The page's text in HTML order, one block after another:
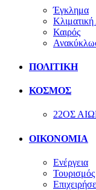
Έγκλημα
Καιρός
ΠΟΛΙΤΙΚΗ
ΚΟΣΜΟΣ
22ΟΣ
ΟΙΚΟΝΟΜΙΑ
Ενέργεια
Τουρισμός